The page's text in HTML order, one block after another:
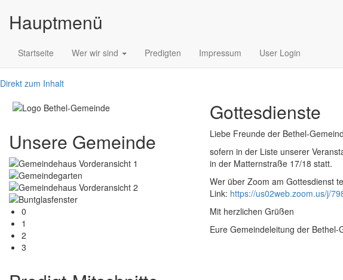
Direkt zum Inhalt
Hauptmenü
Startseite Wer wir sind Predigten Impressum User Login
Unsere Gemeinde
0
1
2
3
Gottesdienste
Liebe Freunde der Bethel-
sofern in der Liste unserer
in der Matternstraße 17/18 statt.
Wer über Zoom am Gottesdienst
Link: https://us02web.zoom.us/j/
Mit herzlichen Grüßen
Eure Gemeindeleitung der Bethel-